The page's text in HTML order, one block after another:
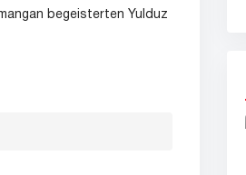
begeisterten Yulduz